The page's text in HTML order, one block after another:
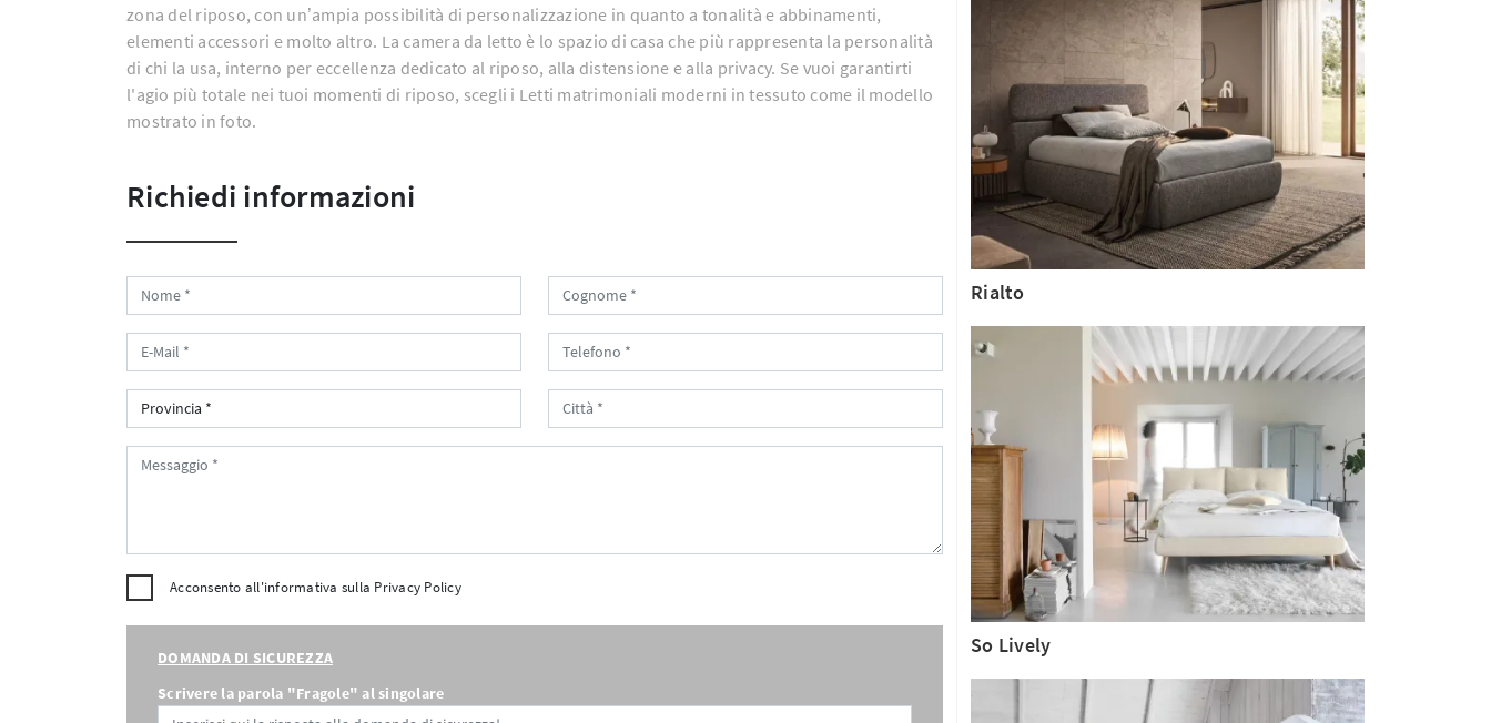
zona del riposo, con un’ampia possibilità di personalizzazione in quanto a tonalità e abbinamenti,
elementi accessori e molto altro. La camera da letto è lo spazio di casa che più rappresenta la personalità
di chi la usa, interno per eccellenza dedicato al riposo, alla distensione e alla privacy. Se vuoi garantirti
l'agio più totale nei tuoi momenti di riposo, scegli i Letti matrimoniali moderni in tessuto come il modello
mostrato in foto.
Richiedi informazioni
Acconsento all'informativa sulla Privacy Policy
DOMANDA DI SICUREZZA
Scrivere la parola "Fragole" al singolare
Rialto
So Lively